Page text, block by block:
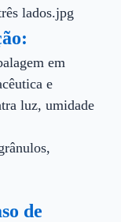
em
e
luz, umidade
de